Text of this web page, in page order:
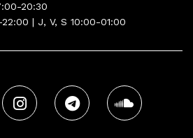
20:30
| J, V, S 10:00-01:00